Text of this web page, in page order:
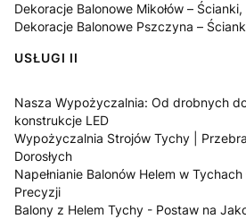
Dekoracje Balonowe Mikołów –
Dekoracje Balonowe Pszczyna –
USŁUGI II
Nasza Wypożyczalnia: Od drobnych
konstrukcje LED
Wypożyczalnia Strojów Tychy |
Dorosłych
Napełnianie Balonów Helem w
Precyzji
Balony z Helem Tychy - Postaw na